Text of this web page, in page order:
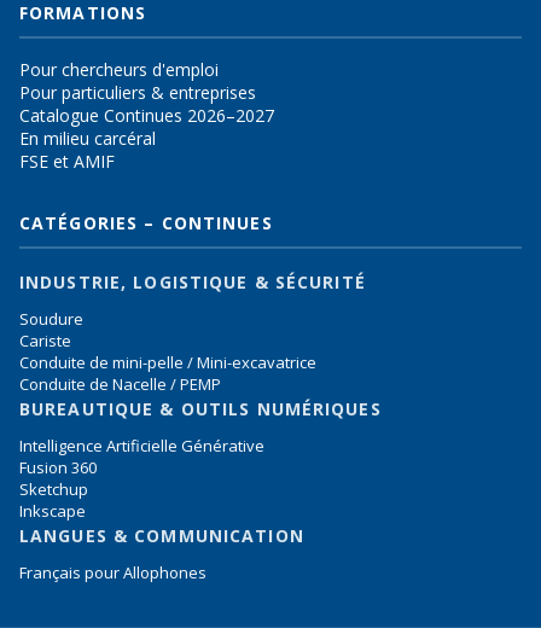
FORMATIONS
Pour chercheurs d'emploi
Pour particuliers & entreprises
Catalogue Continues 2026–2027
En milieu carcéral
FSE et AMIF
CATÉGORIES – CONTINUES
INDUSTRIE, LOGISTIQUE & SÉCURITÉ
Soudure
Cariste
Conduite de mini-pelle / Mini-excavatrice
Conduite de Nacelle / PEMP
BUREAUTIQUE & OUTILS NUMÉRIQUES
Intelligence Artificielle Générative
Fusion 360
Sketchup
Inkscape
LANGUES & COMMUNICATION
Français pour Allophones